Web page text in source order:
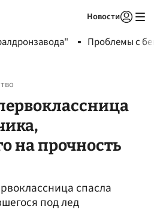
Новости
Проблемы с
на прочность
спасла
под лед